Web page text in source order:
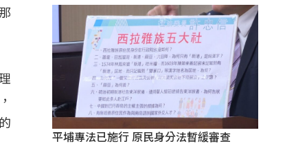
平埔專法已施行 原民身分法暫緩審查